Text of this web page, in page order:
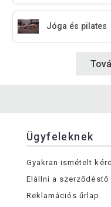
Jóga és pilates
Ügyfeleknek
Gyakran ismételt
Elállni a szerződéstő
Reklamációs űrlap